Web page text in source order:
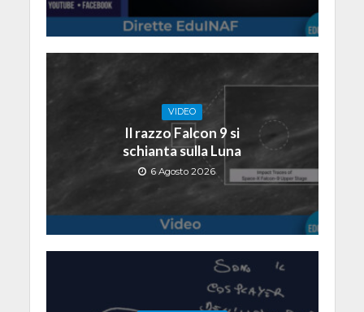
VIDEO
Il razzo Falcon 9 si
schianta sulla Luna
6 Agosto 2026